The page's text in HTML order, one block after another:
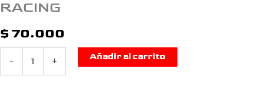
RACING
$ 70.000
- +
Añadir al carrito